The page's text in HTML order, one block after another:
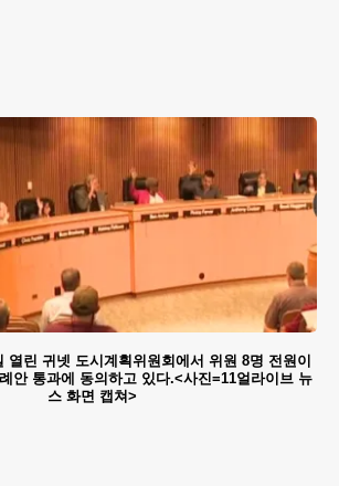
열린 귀넷 도시계획위원회에서 위원 8명 전원이
안 통과에 동의하고 있다.<사진=11얼라이브 뉴
스 화면 캡쳐>